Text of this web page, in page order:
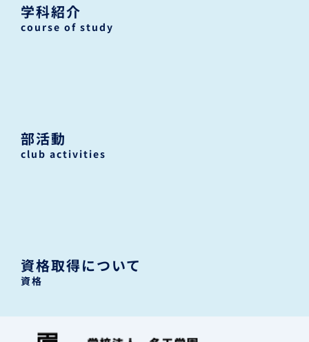
学科紹介
course of study
部活動
club activities
資格取得について
資格